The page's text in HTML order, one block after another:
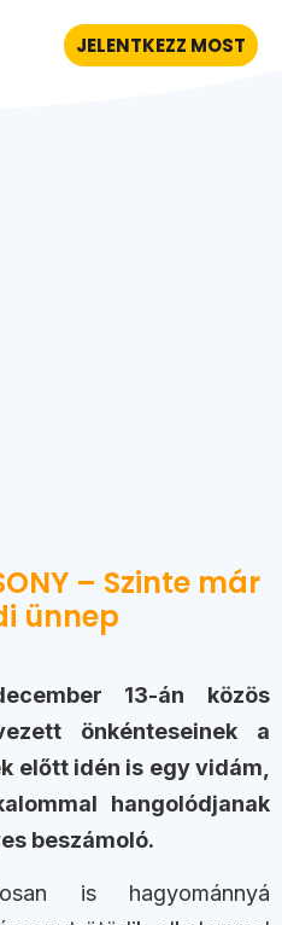
JELENTKEZZ MOST
– Szinte már
ünnep
13-án közös
önkénteseinek a
előtt idén is egy vidám,
hangolódjanak
beszámoló.
is hagyománnyá